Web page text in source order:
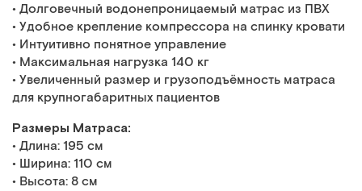
• Долговечный водонепроницаемый матрас из ПВХ
• Удобное крепление компрессора на спинку кровати
• Интуитивно понятное управление
• Максимальная нагрузка 140 кг
• Увеличенный размер и грузоподъёмность матраса
для крупногабаритных пациентов
Размеры Матраса:
• Длина: 195 см
• Ширина: 110 см
• Высота: 8 см